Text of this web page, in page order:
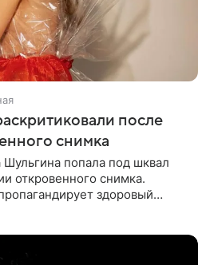
после
снимка
попала под шквал
откровенного снимка.
здоровый